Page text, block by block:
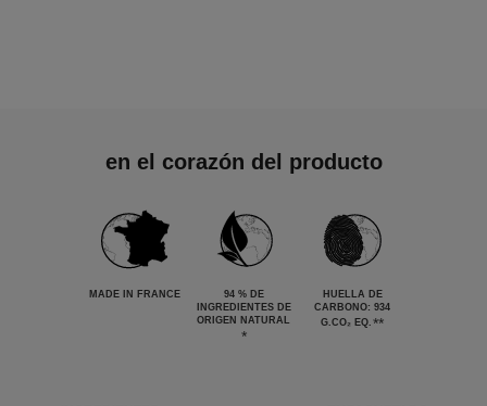
en el corazón del producto
MADE IN FRANCE
94 % DE
INGREDIENTES DE
ORIGEN NATURAL
*
HUELLA DE
CARBONO: 934
G.CO₂ EQ. **